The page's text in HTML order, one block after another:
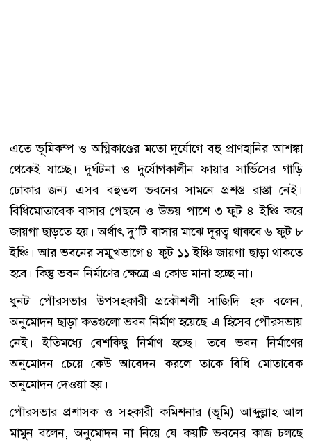
এতে ভূমিকম্প ও অগ্নিকাণ্ডের মতো দুর্যোগে বহু প্রাণহানির আশঙ্কা
থেকেই যাচ্ছে। দুর্ঘটনা ও দুর্যোগকালীন ফায়ার সার্ভিসের গাড়ি
ঢোকার জন্য এসব বহুতল ভবনের সামনে প্রশস্ত রাস্তা নেই।
বিধিমোতাবেক বাসার পেছনে ও উভয় পাশে ৩ ফুট ৪ ইঞ্চি করে
জায়গা ছাড়তে হয়। অর্থাৎ দু’টি বাসার মাঝে দূরত্ব থাকবে ৬ ফুট ৮
ইঞ্চি। আর ভবনের সম্মুখভাগে ৪ ফুট ১১ ইঞ্চি জায়গা ছাড়া থাকতে
হবে। কিন্তু ভবন নির্মাণের ক্ষেত্রে এ কোড মানা হচ্ছে না।
ধুনট পৌরসভার উপসহকারী প্রকৌশলী সাজিদি হক বলেন,
অনুমোদন ছাড়া কতগুলো ভবন নির্মাণ হয়েছে এ হিসেব পৌরসভায়
নেই। ইতিমধ্যে বেশকিছু নির্মাণ হচ্ছে। তবে ভবন নির্মাণের
অনুমোদন চেয়ে কেউ আবেদন করলে তাকে বিধি মোতাবেক
অনুমোদন দেওয়া হয়।
পৌরসভার প্রশাসক ও সহকারী কমিশনার (ভূমি) আব্দুল্লাহ আল
মামুন বলেন, অনুমোদন না নিয়ে যে কয়টি ভবনের কাজ চলছে